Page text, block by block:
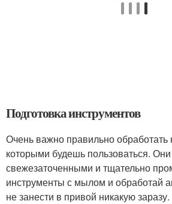
Подготовка инструментов
Очень важно правильно обработать
которыми будешь пользоваться.
свежезаточенными и тщательно
инструменты с мылом и обработай
не занести в привой никакую заразу.